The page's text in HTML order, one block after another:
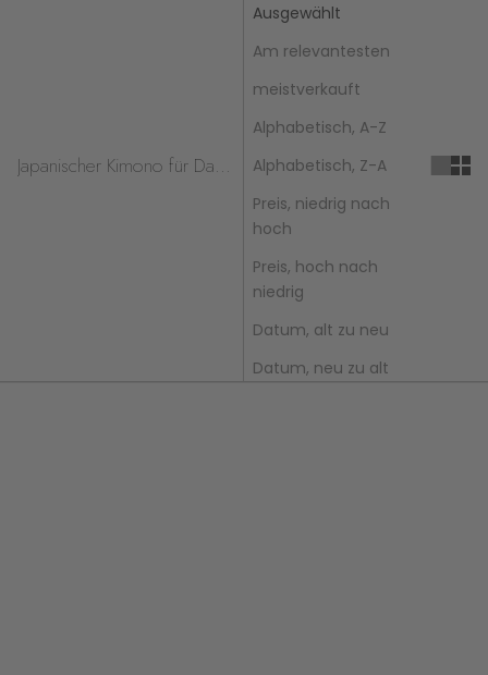
Japanischer Kimono für Damen
Ausgewählt
Am relevantesten
meistverkauft
Alphabetisch, A-Z
Alphabetisch, Z-A
Preis, niedrig nach
hoch
Preis, hoch nach
niedrig
Datum, alt zu neu
Datum, neu zu alt